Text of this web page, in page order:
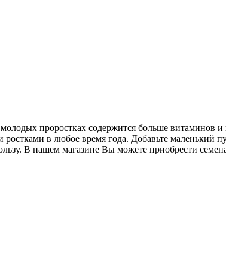
проростках содержится больше витаминов
в любое время года. Добавьте маленький
В нашем магазине Вы можете приобрести